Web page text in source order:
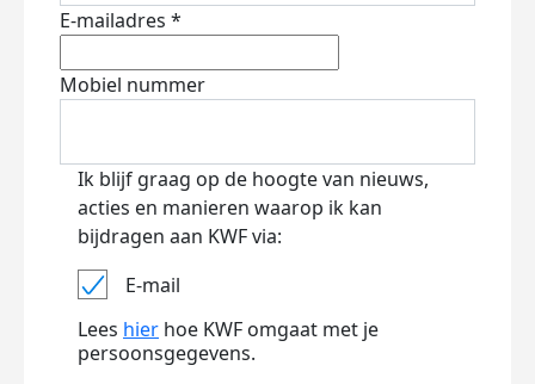
E-mailadres *
Mobiel nummer
Ik blijf graag op de hoogte van nieuws,
acties en manieren waarop ik kan
bijdragen aan KWF via:
E-mail
Lees hier hoe KWF omgaat met je
persoonsgegevens.